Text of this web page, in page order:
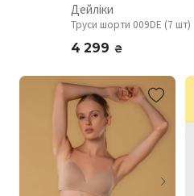
Дейліки
Труси шорти 009DE (7 шт)
4 299 ₴